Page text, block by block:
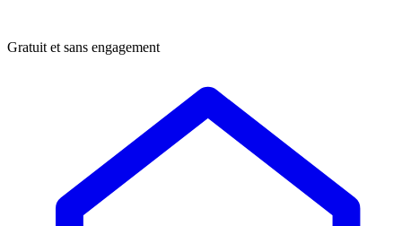
Gratuit et sans engagement